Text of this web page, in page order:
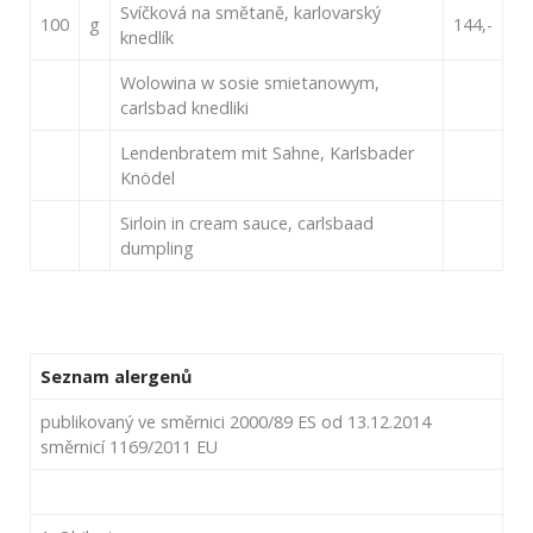
100 g
Svíčková na smětaně, karlovarský
knedlík
144,-
Wolowina w sosie smietanowym,
carlsbad knedliki
Lendenbratem mit Sahne, Karlsbader
Knödel
Sirloin in cream sauce, carlsbaad
dumpling
Seznam alergenů
publikovaný ve směrnici 2000/89 ES od 13.12.2014
směrnicí 1169/2011 EU